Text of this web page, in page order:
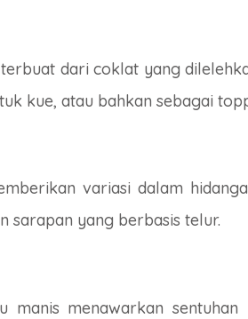
dari coklat yang
kue, atau bahkan sebagai
variasi dalam
sarapan yang berbasis telur.
menawarkan